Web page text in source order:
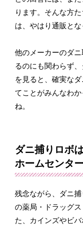
ります。そんな方
は、やはり通販とな
他のメーカーのダ
るのにも関わらず
を見ると、確実な
てことがみんなわ
ね。
ダニ捕りロボ
ホームセンタ
残念ながら、ダニ
の薬局・ドラッグ
た、カインズやビ